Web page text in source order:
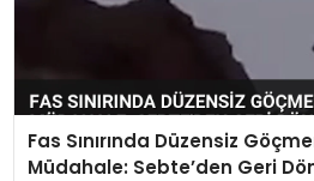
Fas Sınırında Düzensiz
Müdahale: Sebte’den Geri